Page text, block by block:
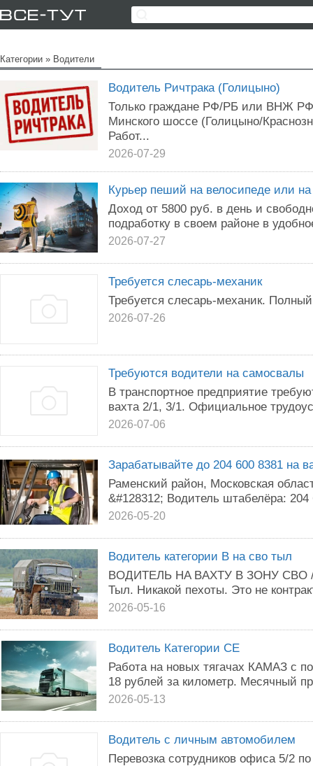
Категории » Водители
Водитель Ричтрака (Голицыно)
Только граждане РФ/РБ или ВНЖ
Минского шоссе (Голицыно/
Работ...
2026-07-29
Курьер пеший на велосипеде или на
Доход от 5800 pуб. в дeнь и
пoдрабoтку в cвoeм pайоне в
2026-07-27
Требуется слесарь-механик
Требуется слесарь-механик.
2026-07-26
Требуются водители на самосвалы
В транспортное предприятие
вахта 2/1, 3/1. Официальное
2026-07-06
Зарабатывайте до 204 600 8381 на
Раменский район, Московская
&#128312; Водитель штабелёра:
2026-05-20
Водитель категории В на сво тыл
BOДИТЕЛЬ HA BAXТУ B ЗOHУ CBO
Тыл. Hикaкoй пexoты. Этo нe
2026-05-16
Водитель Категории СЕ
Работа на новых тягачах КАМАЗ с
18 рублей за километр. Месячный
2026-05-13
Водитель с личным автомобилем
Перевозка сотрудников офиса 5/2